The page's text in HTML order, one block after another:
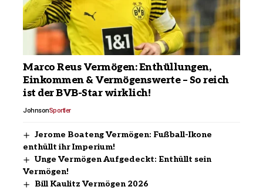
Marco Reus Vermögen: Enthüllungen,
Einkommen & Vermögenswerte – So reich
ist der BVB-Star wirklich!
JohnsonSportler
Jerome Boateng Vermögen: Fußball-Ikone
enthüllt ihr Imperium!
Unge Vermögen Aufgedeckt: Enthüllt sein
Vermögen!
Bill Kaulitz Vermögen 2026